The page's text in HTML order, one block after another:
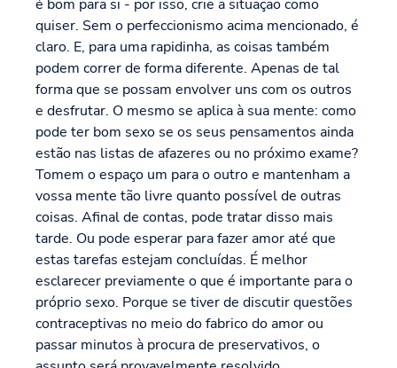
é bom para si - por isso, crie a situação como
quiser. Sem o perfeccionismo acima mencionado, é
claro. E, para uma rapidinha, as coisas também
podem correr de forma diferente. Apenas de tal
forma que se possam envolver uns com os outros
e desfrutar. O mesmo se aplica à sua mente: como
pode ter bom sexo se os seus pensamentos ainda
estão nas listas de afazeres ou no próximo exame?
Tomem o espaço um para o outro e mantenham a
vossa mente tão livre quanto possível de outras
coisas. Afinal de contas, pode tratar disso mais
tarde. Ou pode esperar para fazer amor até que
estas tarefas estejam concluídas. É melhor
esclarecer previamente o que é importante para o
próprio sexo. Porque se tiver de discutir questões
contraceptivas no meio do fabrico do amor ou
passar minutos à procura de preservativos, o